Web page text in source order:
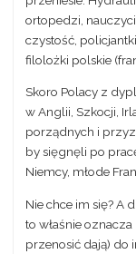
ortopedzi,
czystość,
filolożki polskie
Skoro Polacy z
w Anglii, Szkocji,
porządnych i
by sięgnęli po
Niemcy, młode
Nie chce im się? A
to właśnie
przenosić dają) do